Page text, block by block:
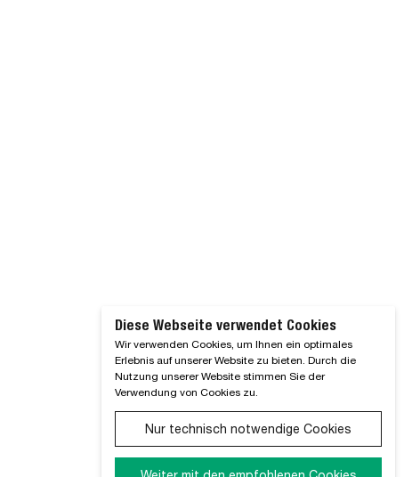
Diese Webseite verwendet Cookies
Wir verwenden Cookies, um Ihnen ein optimales
Erlebnis auf unserer Website zu bieten. Durch die
Nutzung unserer Website stimmen Sie der
Verwendung von Cookies zu.
Nur technisch notwendige Cookies